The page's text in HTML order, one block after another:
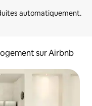
sur Airbnb